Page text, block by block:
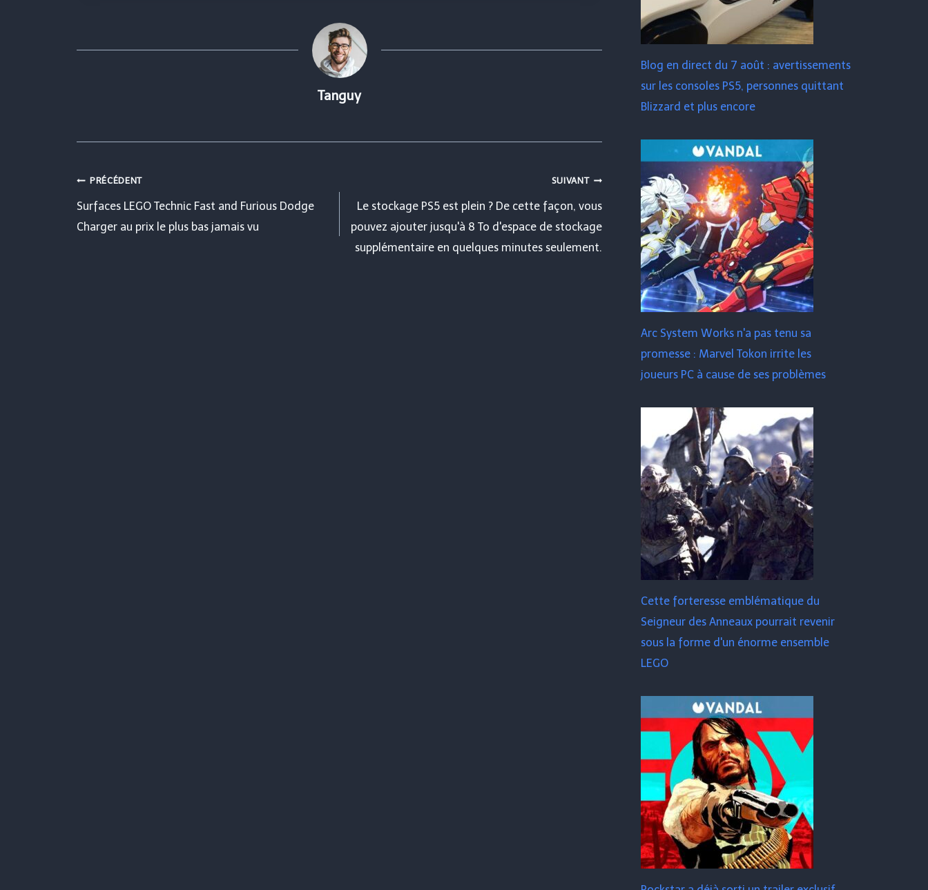
Tanguy
Navigation
de
PRÉCÉDENT
Surfaces LEGO Technic Fast and Furious Dodge
Charger au prix le plus bas jamais vu
SUIVANT
Le stockage PS5 est plein ? De cette façon, vous
pouvez ajouter jusqu'à 8 To d'espace de stockage
supplémentaire en quelques minutes seulement.
Blog en direct du 7 août : avertissements
sur les consoles PS5, personnes quittant
Blizzard et plus encore
Arc System Works n'a pas tenu sa
promesse : Marvel Tokon irrite les
joueurs PC à cause de ses problèmes
Cette forteresse emblématique du
Seigneur des Anneaux pourrait revenir
sous la forme d'un énorme ensemble
LEGO